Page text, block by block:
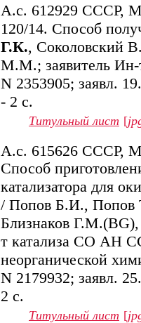
А.с. 612929 СССР,
120/14. Способ
Г.К., Соколовский
М.М.; заявитель
N 2353905; заявл.
- 2 с.
Титульный лист [
А.с. 615626 СССР,
Способ
катализатора для
/ Попов Б.И.,
Близнаков
т катализа СО АН
неорганической
N 2179932; заявл.
2 с.
Титульный лист [